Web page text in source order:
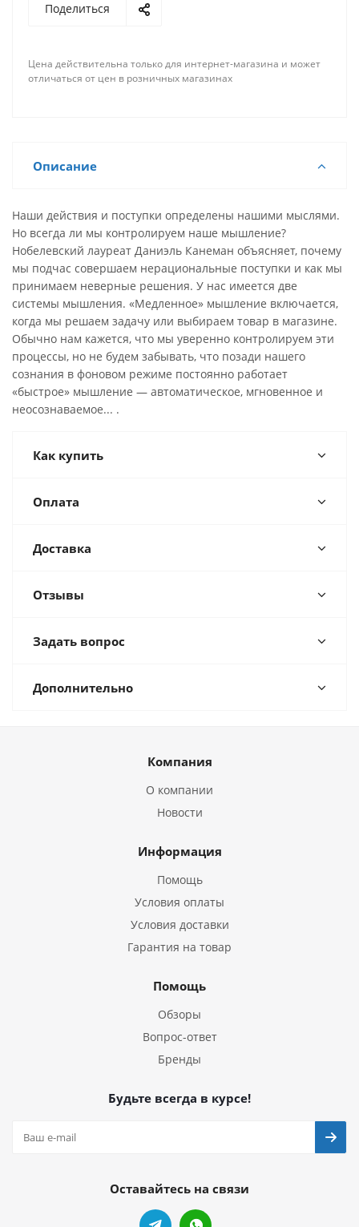
Поделиться
Цена действительна только для интернет-магазина и может
отличаться от цен в розничных магазинах
Описание
Наши действия и поступки определены нашими мыслями.
Но всегда ли мы контролируем наше мышление?
Нобелевский лауреат Даниэль Канеман объясняет, почему
мы подчас совершаем нерациональные поступки и как мы
принимаем неверные решения. У нас имеется две
системы мышления. «Медленное» мышление включается,
когда мы решаем задачу или выбираем товар в магазине.
Обычно нам кажется, что мы уверенно контролируем эти
процессы, но не будем забывать, что позади нашего
сознания в фоновом режиме постоянно работает
«быстрое» мышление — автоматическое, мгновенное и
неосознаваемое... .
Как купить
Оплата
Доставка
Отзывы
Задать вопрос
Дополнительно
Компания
О компании
Новости
Информация
Помощь
Условия оплаты
Условия доставки
Гарантия на товар
Помощь
Обзоры
Вопрос-ответ
Бренды
Будьте всегда в курсе!
Оставайтесь на связи